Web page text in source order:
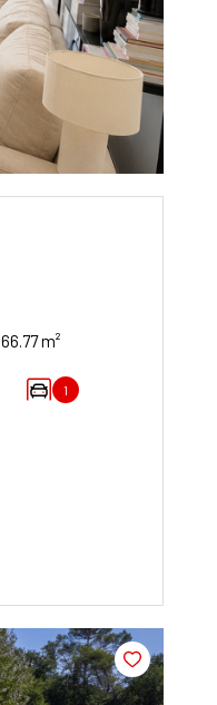
Appartement 3 pièce(s) 2 chambre(s) 66.77 m²
1